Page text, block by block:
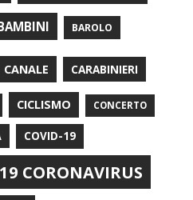
BAROLO
CANALE CARABINIERI
CICLISMO CONCERTO
COVID-19
CORONAVIRUS